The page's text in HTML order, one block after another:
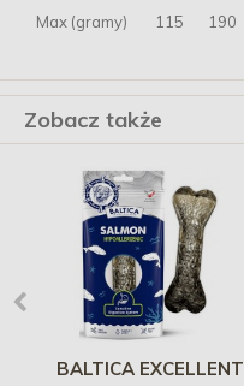
Max (gramy) 115 190
Zobacz także
BALTICA EXCELLENT